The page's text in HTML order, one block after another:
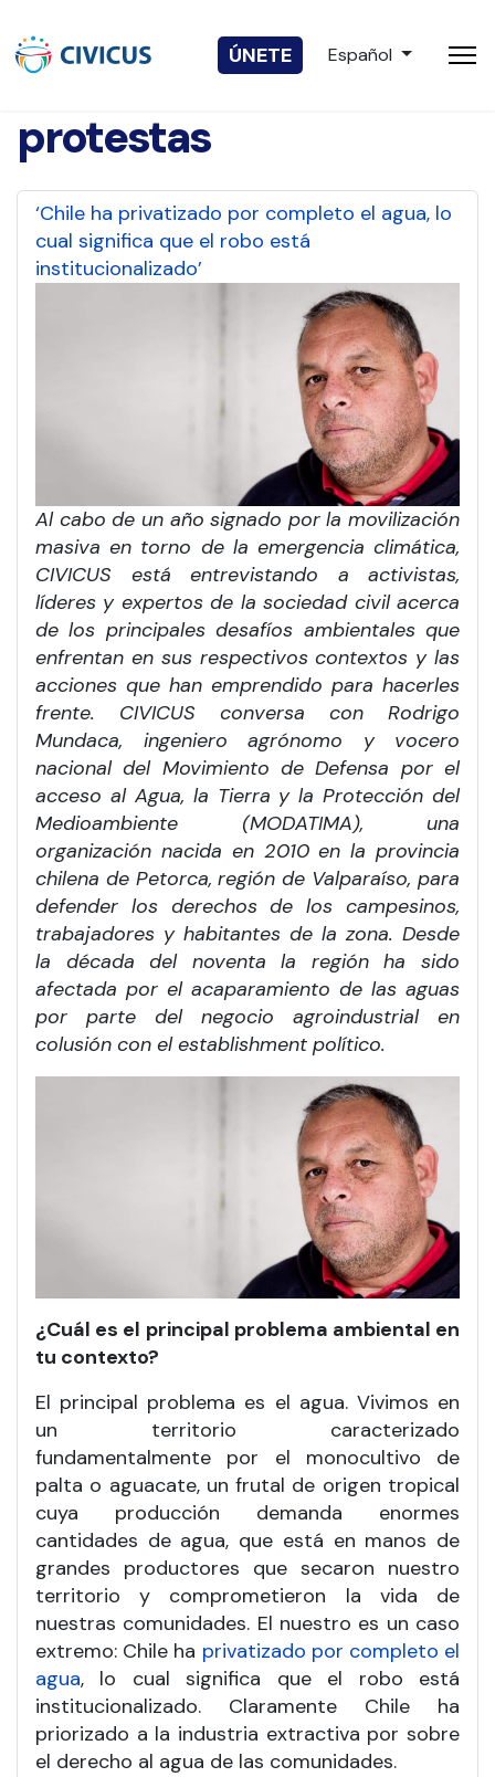
ÚNETE Seleccione su
Español
protestas
‘Chile ha privatizado por completo el agua, lo
cual significa que el robo está
institucionalizado’
Al cabo de un año signado por la movilización
masiva en torno de la emergencia climática,
CIVICUS está entrevistando a activistas,
líderes y expertos de la sociedad civil acerca
de los principales desafíos ambientales que
enfrentan en sus respectivos contextos y las
acciones que han emprendido para hacerles
frente. CIVICUS conversa con Rodrigo
Mundaca, ingeniero agrónomo y vocero
nacional del Movimiento de Defensa por el
acceso al Agua, la Tierra y la Protección del
Medioambiente (MODATIMA), una
organización nacida en 2010 en la provincia
chilena de Petorca, región de Valparaíso, para
defender los derechos de los campesinos,
trabajadores y habitantes de la zona. Desde
la década del noventa la región ha sido
afectada por el acaparamiento de las aguas
por parte del negocio agroindustrial en
colusión con el establishment político.
¿Cuál es el principal problema ambiental en
tu contexto?
El principal problema es el agua. Vivimos en
un territorio caracterizado
fundamentalmente por el monocultivo de
palta o aguacate, un frutal de origen tropical
cuya producción demanda enormes
cantidades de agua, que está en manos de
grandes productores que secaron nuestro
territorio y comprometieron la vida de
nuestras comunidades. El nuestro es un caso
extremo: Chile ha privatizado por completo el
agua, lo cual significa que el robo está
institucionalizado. Claramente Chile ha
priorizado a la industria extractiva por sobre
el derecho al agua de las comunidades.